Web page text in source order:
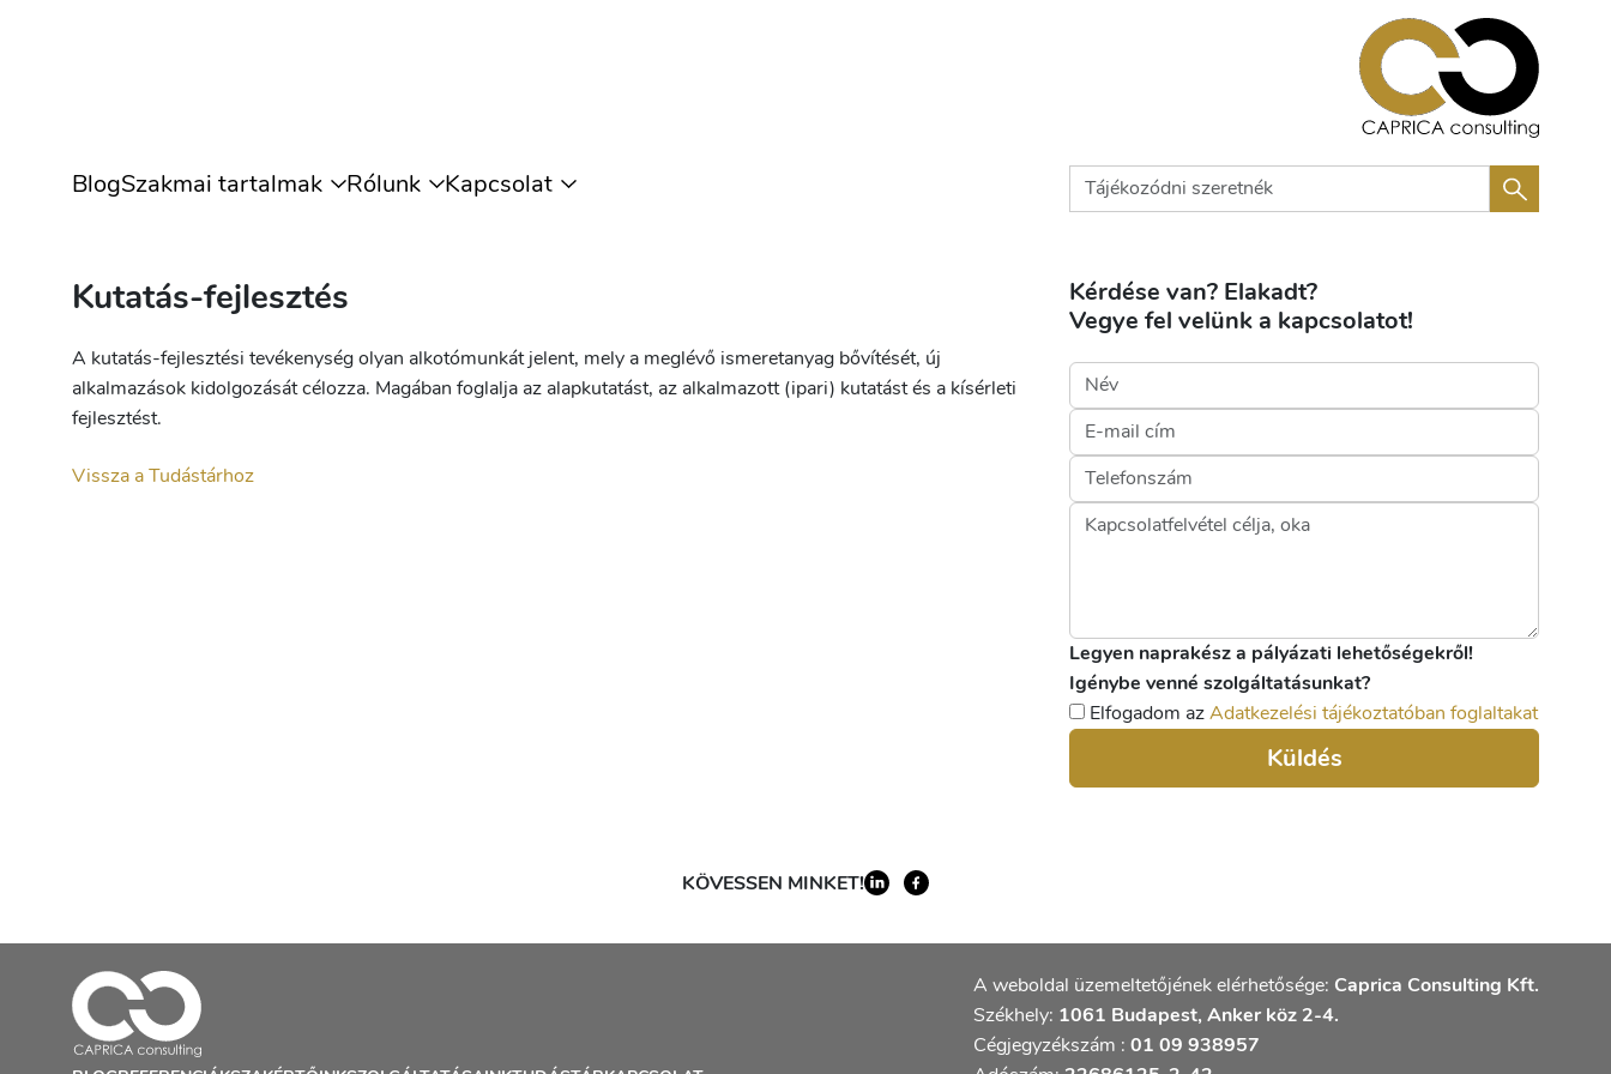
BlogSzakmai tartalmak Rólunk Kapcsolat
Kutatás-fejlesztés
A kutatás-fejlesztési tevékenység olyan alkotómunkát jelent, mely a meglévő ismeretanyag bővítését, új
alkalmazások kidolgozását célozza. Magában foglalja az alapkutatást, az alkalmazott (ipari) kutatást és a kísérleti
fejlesztést.
Vissza a Tudástárhoz
Kérdése van? Elakadt?
Vegye fel velünk a kapcsolatot!
Legyen naprakész a pályázati lehetőségekről!
Igénybe venné szolgáltatásunkat?
Elfogadom azAdatkezelési tájékoztatóban foglaltakat
Küldés
KÖVESSEN MINKET!
A weboldal üzemeltetőjének elérhetősége: Caprica Consulting Kft.
Székhely: 1061 Budapest, Anker köz 2-4.
Cégjegyzékszám : 01 09 938957